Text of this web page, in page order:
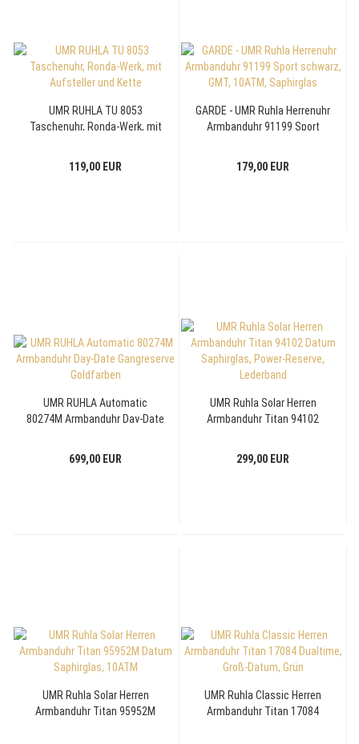
UMR RUHLA TU 8053
Taschenuhr, Ronda-Werk, mit
119,00 EUR
GARDE - UMR Ruhla Herrenuhr
Armbanduhr 91199 Sport
179,00 EUR
UMR RUHLA Automatic
80274M Armbanduhr Day-Date
699,00 EUR
UMR Ruhla Solar Herren
Armbanduhr Titan 94102
299,00 EUR
UMR Ruhla Solar Herren
Armbanduhr Titan 95952M
UMR Ruhla Classic Herren
Armbanduhr Titan 17084